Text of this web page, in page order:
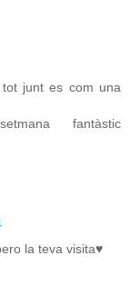
junt es com una
fantàstic
la teva visita♥